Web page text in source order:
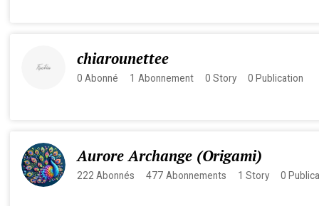
chiarounettee
0 Abonné 1 Abonnement 0 Story 0 Publication
Aurore Archange (Origami)
222 Abonnés 477 Abonnements 1 Story 0